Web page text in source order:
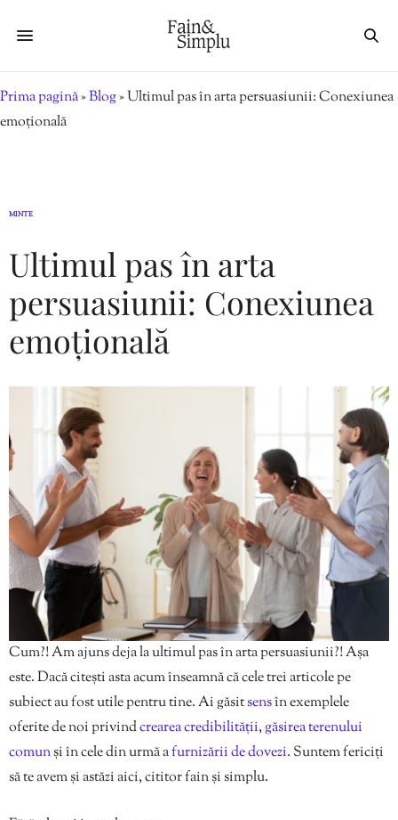
Prima pagină»Blog»Ultimul pas în arta persuasiunii: Conexiunea
emoțională
MINTE
Ultimul pas în arta
persuasiunii: Conexiunea
emoțională
Cum?! Am ajuns deja la ultimul pas în arta persuasiunii?! Așa
este. Dacă citești asta acum înseamnă că cele trei articole pe
subiect au fost utile pentru tine. Ai găsitsensîn exemplele
oferite de noi privindcrearea credibilității,găsirea terenului
comunși în cele din urmă afurnizării de dovezi. Suntem fericiți
să te avem și astăzi aici, cititor fain și simplu.